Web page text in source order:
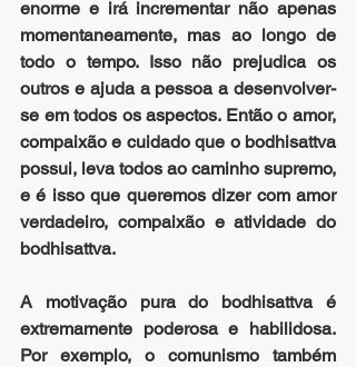
enorme e irá incrementar não apenas
momentaneamente, mas ao longo de
todo o tempo. Isso não prejudica os
outros e ajuda a pessoa a desenvolver-
se em todos os aspectos. Então o amor,
compaixão e cuidado que o bodhisattva
possui, leva todos ao caminho supremo,
e é isso que queremos dizer com amor
verdadeiro, compaixão e atividade do
bodhisattva.
A motivação pura do bodhisattva é
extremamente poderosa e habilidosa.
Por exemplo, o comunismo também